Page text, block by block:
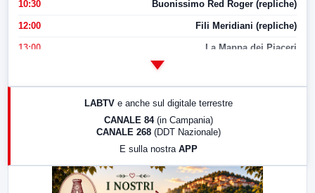
10:30 Buonissimo Red Roger (repliche)
12:00 Fili Meridiani (repliche)
13:00 La Mappa dei Piaceri
17:00 LabNews (replica)
LabNews (replica)
LABTV e anche sul digitale terrestre
CANALE 84 (in Campania)
CANALE 268 (DDT Nazionale)
E sulla nostra APP